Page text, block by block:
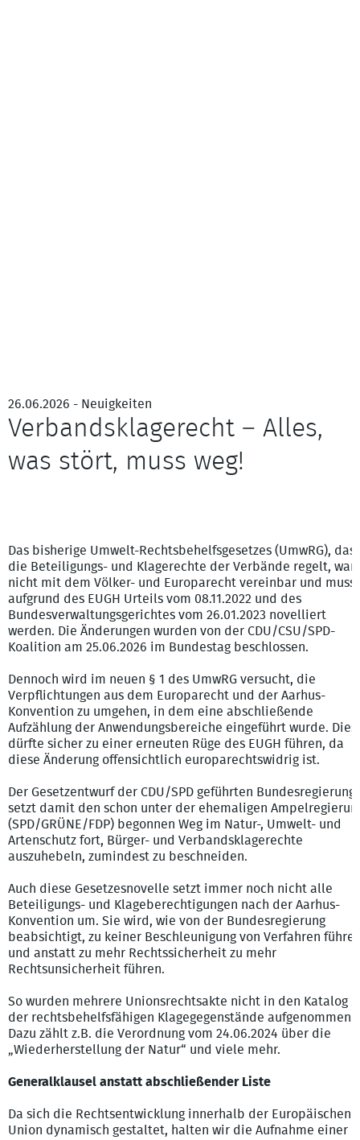
26.06.2026 - Neuigkeiten
Verbandsklagerecht – Alles,
was stört, muss weg!
Das bisherige Umwelt-Rechtsbehelfsgesetzes (UmwRG), das
die Beteiligungs- und Klagerechte der Verbände regelt, war
nicht mit dem Völker- und Europarecht vereinbar und
aufgrund des EUGH Urteils vom 08.11.2022 und des
Bundesverwaltungsgerichtes vom 26.01.2023 novelliert
werden. Die Änderungen wurden von der CDU/CSU/SPD-
Koalition am 25.06.2026 im Bundestag beschlossen.
Dennoch wird im neuen § 1 des UmwRG versucht, die
Verpflichtungen aus dem Europarecht und der Aarhus-
Konvention zu umgehen, in dem eine abschließende
Aufzählung der Anwendungsbereiche eingeführt wurde.
dürfte sicher zu einer erneuten Rüge des EUGH führen, da
diese Änderung offensichtlich europarechtswidrig ist.
Der Gesetzentwurf der CDU/SPD geführten Bundesregierung
setzt damit den schon unter der ehemaligen
(SPD/GRÜNE/FDP) begonnen Weg im Natur-, Umwelt- und
Artenschutz fort, Bürger- und Verbandsklagerechte
auszuhebeln, zumindest zu beschneiden.
Auch diese Gesetzesnovelle setzt immer noch nicht alle
Beteiligungs- und Klageberechtigungen nach der Aarhus-
Konvention um. Sie wird, wie von der Bundesregierung
beabsichtigt, zu keiner Beschleunigung von Verfahren
und anstatt zu mehr Rechtssicherheit zu mehr
Rechtsunsicherheit führen.
So wurden mehrere Unionsrechtsakte nicht in den Katalog
der rechtsbehelfsfähigen Klagegegenstände aufgenommen.
Dazu zählt z.B. die Verordnung vom 24.06.2024 über die
„Wiederherstellung der Natur“ und viele mehr.
Generalklausel anstatt abschließender Liste
Da sich die Rechtsentwicklung innerhalb der Europäischen
Union dynamisch gestaltet, halten wir die Aufnahme einer